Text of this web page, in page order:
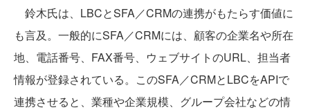
鈴木氏は、LBCとSFA／CRMの連携がもたらす価値に
も言及。一般的にSFA／CRMには、顧客の企業名や所在
地、電話番号、FAX番号、ウェブサイトのURL、担当者
情報が登録されている。このSFA／CRMとLBCをAPIで
連携させると、業種や企業規模、グループ会社などの情